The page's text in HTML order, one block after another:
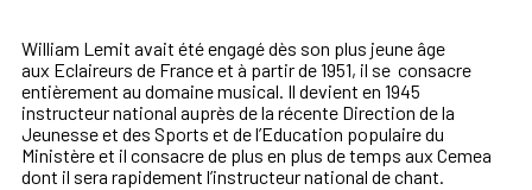
William Lemit avait été engagé dès son plus jeune âge
aux Eclaireurs de France et à partir de 1951, il se consacre
entièrement au domaine musical. Il devient en 1945
instructeur national auprès de la récente Direction de la
Jeunesse et des Sports et del’Education populaire du
Ministère et il consacre de plus en plus detemps aux Cemea
dont il sera rapidement l’instructeur national dechant.